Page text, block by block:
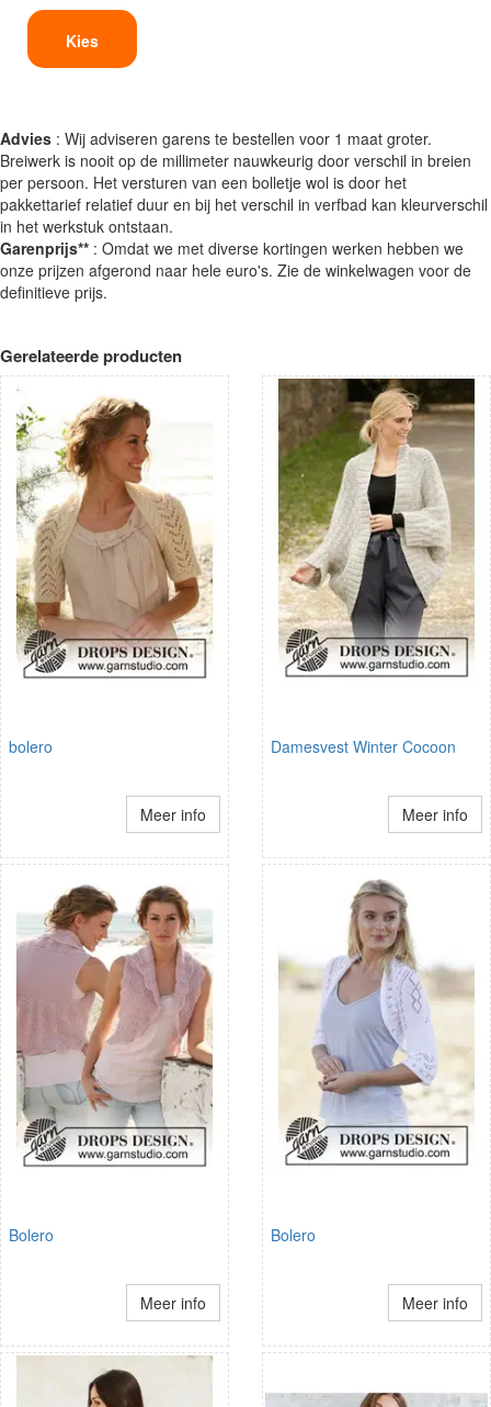
Kies
Advies : Wij adviseren garens te bestellen voor 1 maat groter.
Breiwerk is nooit op de millimeter nauwkeurig door verschil in breien
per persoon. Het versturen van een bolletje wol is door het
pakkettarief relatief duur en bij het verschil in verfbad kan kleurverschil
in het werkstuk ontstaan.
Garenprijs** : Omdat we met diverse kortingen werken hebben we
onze prijzen afgerond naar hele euro's. Zie de winkelwagen voor de
definitieve prijs.
Gerelateerde producten
bolero
Meer info
Damesvest Winter Cocoon
Meer info
Bolero
Meer info
Bolero
Meer info